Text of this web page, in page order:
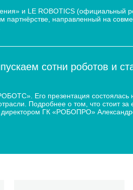
и LE ROBOTICS (официальный
партнёрстве, направленный на
сотни роботов и
Его презентация состоялась
Подробнее о том, что стоит за
директором ГК «РОБОПРО»